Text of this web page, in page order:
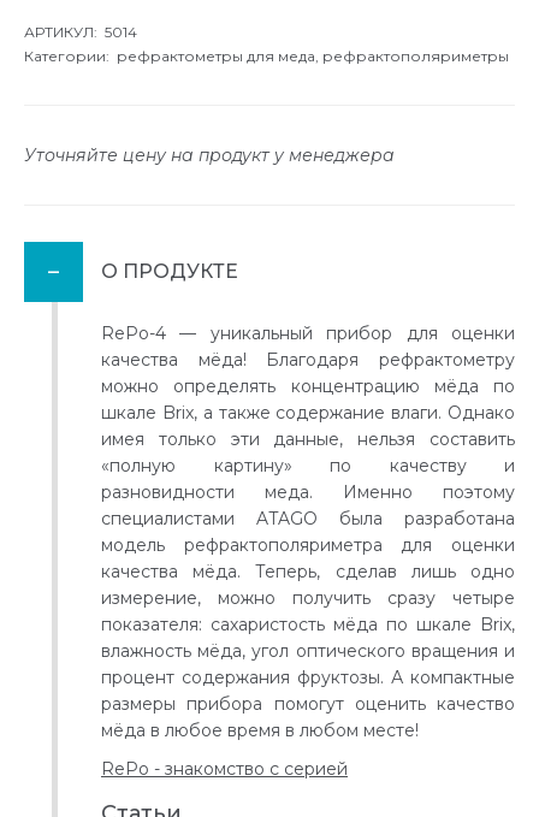
АРТИКУЛ: 5014
Категории: рефрактометры для меда, рефрактополяриметры
Уточняйте цену на продукт у менеджера
О ПРОДУКТЕ
RePo-4 — уникальный прибор для оценки
качества мёда! Благодаря рефрактометру
можно определять концентрацию мёда по
шкале Brix, а также содержание влаги. Однако
имея только эти данные, нельзя составить
«полную картину» по качеству и
разновидности меда. Именно поэтому
специалистами ATAGO была разработана
модель рефрактополяриметра для оценки
качества мёда. Теперь, сделав лишь одно
измерение, можно получить сразу четыре
показателя: сахаристость мёда по шкале Brix,
влажность мёда, угол оптического вращения и
процент содержания фруктозы. А компактные
размеры прибора помогут оценить качество
мёда в любое время в любом месте!
RePo - знакомство с серией